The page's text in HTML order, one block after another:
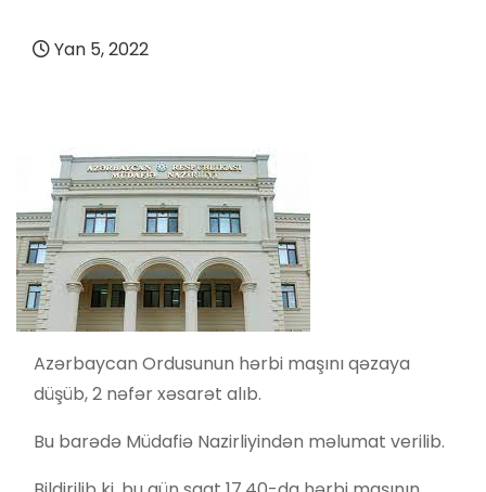
Yan 5, 2022
Azərbaycan Ordusunun hərbi maşını qəzaya
düşüb, 2 nəfər xəsarət alıb.
Bu barədə Müdafiə Nazirliyindən məlumat verilib.